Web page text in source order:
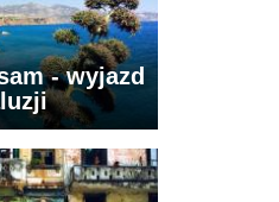
- wyjazd